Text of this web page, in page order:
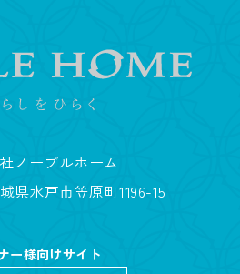
ノーブルホーム
県水戸市笠原町1196-15
ー様向けサイト